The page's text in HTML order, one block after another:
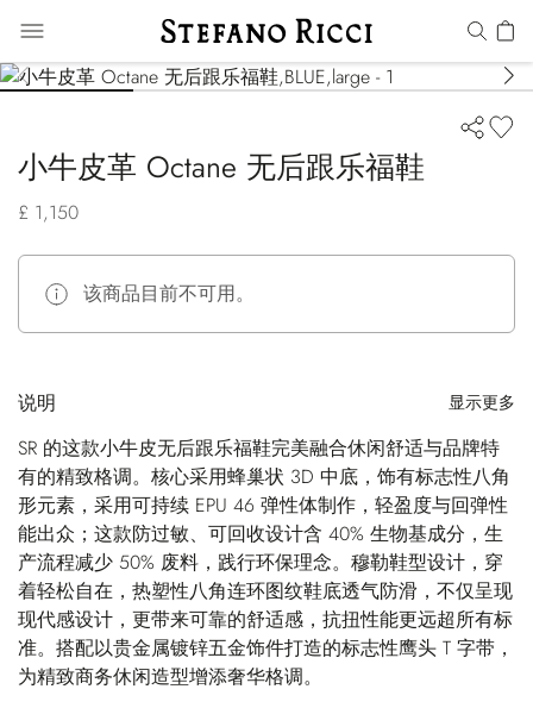
小牛皮革 Octane 无后跟乐福鞋
£ 1,150
该商品目前不可用。
说明 显示更多
SR 的这款小牛皮无后跟乐福鞋完美融合休闲舒适与品牌特
有的精致格调。核心采用蜂巢状 3D 中底，饰有标志性八角
形元素，采用可持续 EPU 46 弹性体制作，轻盈度与回弹性
能出众；这款防过敏、可回收设计含 40% 生物基成分，生
产流程减少 50% 废料，践行环保理念。穆勒鞋型设计，穿
着轻松自在，热塑性八角连环图纹鞋底透气防滑，不仅呈现
现代感设计，更带来可靠的舒适感，抗扭性能更远超所有标
准。搭配以贵金属镀锌五金饰件打造的标志性鹰头 T 字带，
为精致商务休闲造型增添奢华格调。